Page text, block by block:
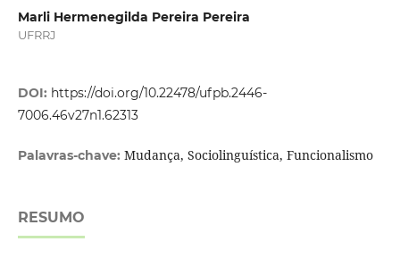
Marli Hermenegilda Pereira Pereira
UFRRJ
DOI: https://doi.org/10.22478/ufpb.2446-
7006.46v27n1.62313
Palavras-chave: Mudança, Sociolinguística, Funcionalismo
RESUMO